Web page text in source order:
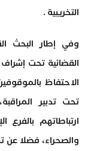
التخريبية .
وفي إطار البحث
القضائية تحت إشراف
الاحتفاظ
تحت تدبير
ارتباطاتهم
والصحراء، فضلا عن